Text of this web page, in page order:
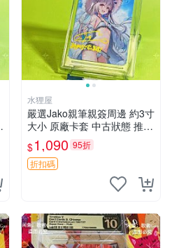
水狸屋
嚴選Jako親筆親簽周邊 約3寸
大小 原廠卡套 中古狀態 推薦
收藏 時光回憶 Jako周邊 貼膜
版照
$1,090 95折
折扣碼